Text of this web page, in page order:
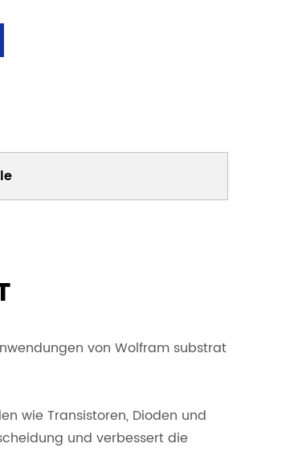
von Wolfram substrat
wie Transistoren, Dioden und
und verbessert die